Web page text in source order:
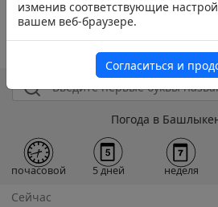
Погода в
почасовой 5 дней неделя
Сейчас
изменив соответствующие
вашем веб-браузере.
Согласиться и